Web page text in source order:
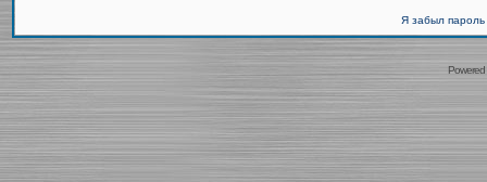
Я забыл пароль